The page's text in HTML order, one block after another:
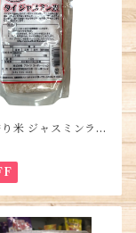
米 ジャスミンライ
袋)・Thai Jasmine
Thai